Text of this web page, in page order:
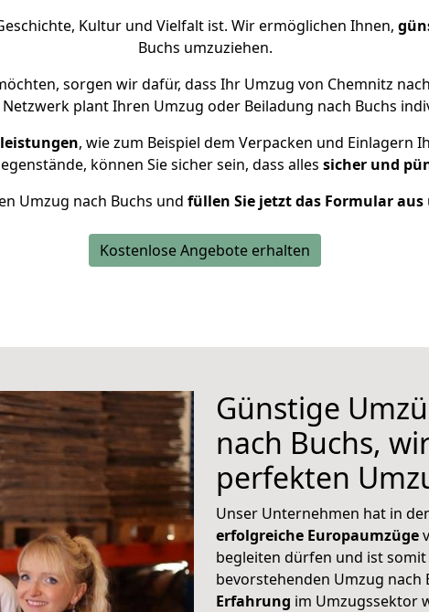
Kultur und Vielfalt ist. Wir ermöglichen Ihnen,
Buchs umzuziehen.
sorgen wir dafür, dass Ihr Umzug von Chemnitz
plant Ihren Umzug oder Beiladung nach Buchs
, wie zum Beispiel dem Verpacken und Einlagern
können Sie sicher sein, dass alles sicher und
Umzug nach Buchs und füllen Sie jetzt das Formular aus
Kostenlose Angebote erhalten
Günstige
nach Buchs,
perfekten
Unser Unternehmen hat in
erfolgreiche Europaumzüge
begleiten dürfen und ist
bevorstehenden Umzug nach
Erfahrung im Umzugssektor